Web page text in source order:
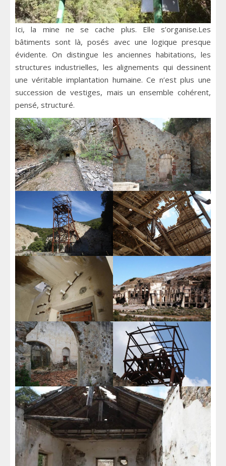
Ici, la mine ne se cache plus. Elle s’organise.Les
bâtiments sont là, posés avec une logique presque
évidente. On distingue les anciennes habitations, les
structures industrielles, les alignements qui dessinent
une véritable implantation humaine. Ce n’est plus une
succession de vestiges, mais un ensemble cohérent,
pensé, structuré.